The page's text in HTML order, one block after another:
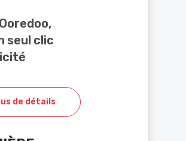
seul clic
de détails